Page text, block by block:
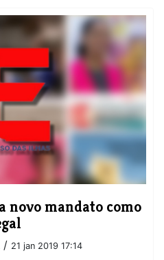
novo mandato como
/ 21 jan 2019 17:14